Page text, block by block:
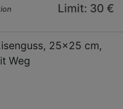
Limit: 30 €
25x25 cm,
Weg